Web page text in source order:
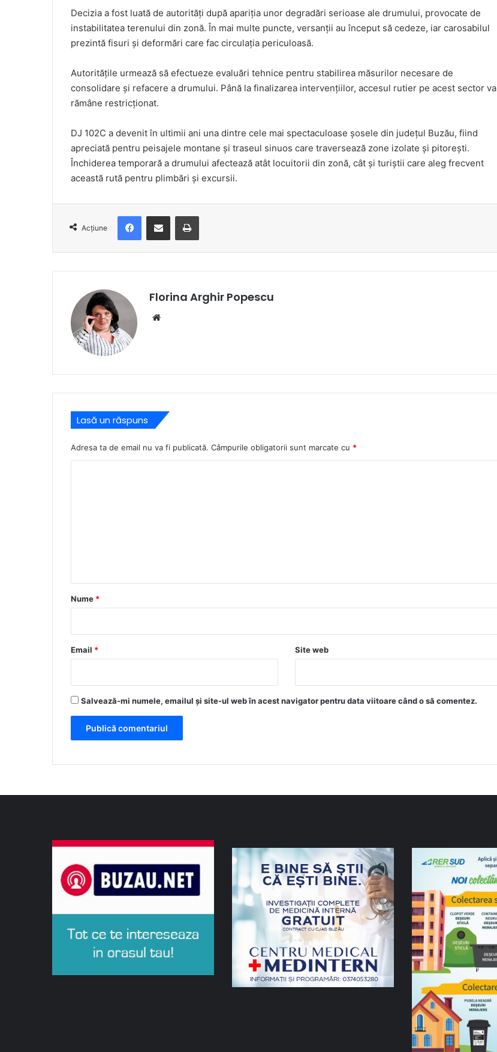
Decizia a fost luată de autorități după apariția unor degradări serioase ale drumului, provocate de
instabilitatea terenului din zonă. În mai multe puncte, versanții au început să cedeze, iar carosabilul
prezintă fisuri și deformări care fac circulația periculoasă.
Autoritățile urmează să efectueze evaluări tehnice pentru stabilirea măsurilor necesare de
consolidare și refacere a drumului. Până la finalizarea intervențiilor, accesul rutier pe acest sector va
rămâne restricționat.
DJ 102C a devenit în ultimii ani una dintre cele mai spectaculoase șosele din județul Buzău, fiind
apreciată pentru peisajele montane și traseul sinuos care traversează zone izolate și pitorești.
Închiderea temporară a drumului afectează atât locuitorii din zonă, cât și turiștii care aleg frecvent
această rută pentru plimbări și excursii.
Acțiune
FacebookDistribuie prin e-mail Imprimare
Florina Arghir Popescu
Lasă un răspuns
Adresa ta de email nu va fi publicată. Câmpurile obligatorii sunt marcate cu *
r
*
Nume *
Email * Site web
Salvează-mi numele, emailul și site-ul web în acest navigator pentru data viitoare când o să comentez.